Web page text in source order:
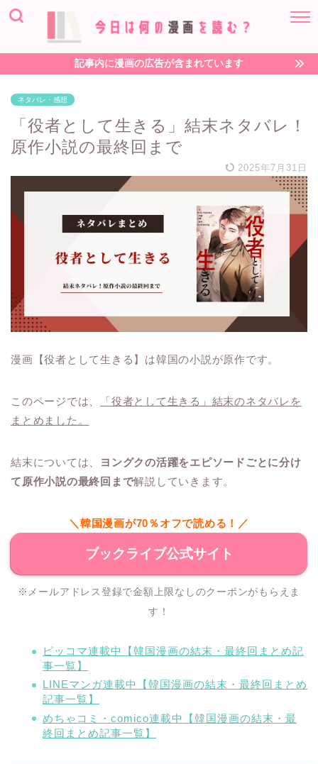
記事内に漫画の広告が含まれています
ネタバレ・感想
「役者として生きる」結末ネタバレ！
原作小説の最終回まで
2025年7月31日
漫画【役者として生きる】は韓国の小説が原作です。
このページでは、
「役者として生きる」結末のネタバレを
まとめました。
結末については、
ヨングクの活躍をエピソードごとに分け
て原作小説の最終回まで解説していきます。
＼韓国漫画が70％オフで読める！／
ブックライブ公式サイト
※メールアドレス登録で金額上限なしのクーポンがもらえま
す！
ピッコマ連載中【韓国漫画の結末・最終回まとめ記
事一覧】
LINEマンガ連載中【韓国漫画の結末・最終回まとめ
記事一覧】
めちゃコミ・comico連載中【韓国漫画の結末・最
終回まとめ記事一覧】